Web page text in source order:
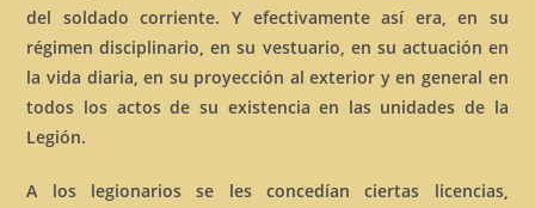
del soldado corriente. Y efectivamente así era, en su
régimen disciplinario, en su vestuario, en su actuación en
la vida diaria, en su proyección al exterior y en general en
todos los actos de su existencia en las unidades de la
Legión.
A los legionarios se les concedían ciertas licencias,